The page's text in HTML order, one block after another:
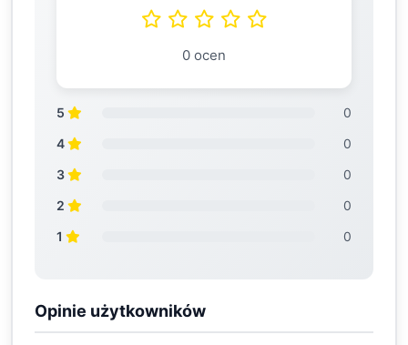
0 ocen
5
0
4
0
3
0
2
0
1
0
Opinie użytkowników